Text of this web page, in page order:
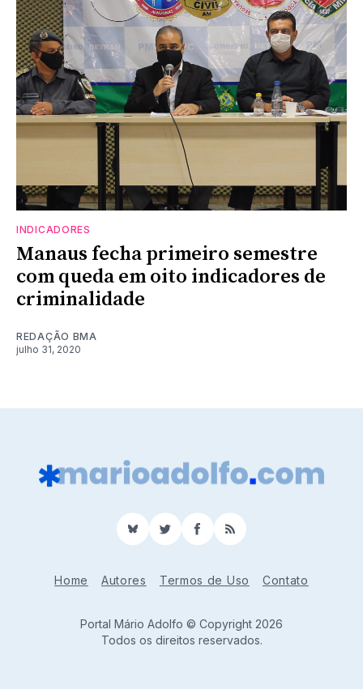
INDICADORES
Manaus fecha primeiro semestre
com queda em oito indicadores de
criminalidade
REDAÇÃO BMA
julho 31, 2020
BlueSkyTwitterFacebook
RSS
Home Autores Termos de Uso Contato
Portal Mário Adolfo © Copyright 2026
Todos os direitos reservados.